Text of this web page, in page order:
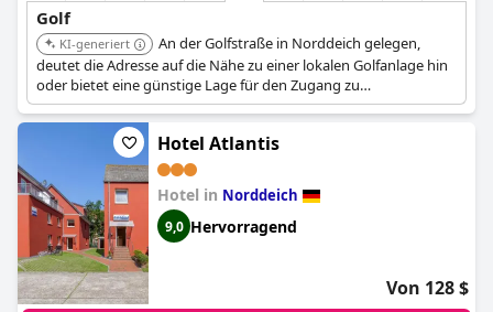
Golf
KI-generiert
An der Golfstraße in Norddeich gelegen,
deutet die Adresse auf die Nähe zu einer lokalen Golfanlage hin
oder bietet eine günstige Lage für den Zugang zu
nahegelegenen Plätzen wie der Golfanlage Schloss Lütetsburg.
Hotel Atlantis
Hotel in Norddeich
9,0 Hervorragend
Von 128 $